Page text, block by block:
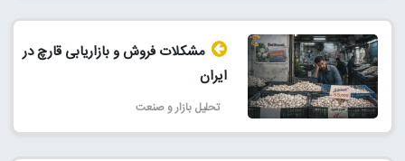
مشکلات فروش و بازاریابی قارچ در
ایران
تحلیل بازار و صنعت